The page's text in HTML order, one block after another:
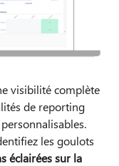
visibilité complète
de reporting
les goulots
éclairées sur la